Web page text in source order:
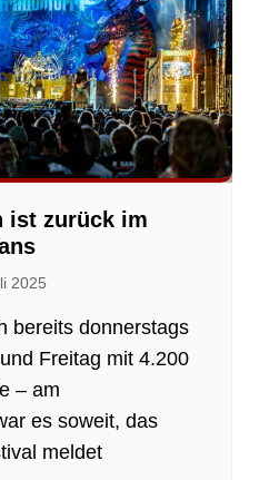
ist zurück im
2025
bereits donnerstags
Freitag mit 4.200
– am
es soweit, das
meldet